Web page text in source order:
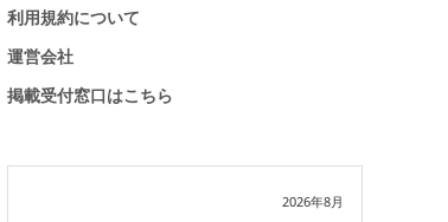
利用規約について
運営会社
掲載受付窓口はこちら
2026年8月